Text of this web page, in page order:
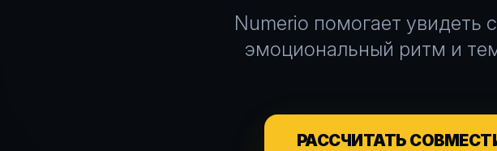
Numerio помогает увидеть
эмоциональный ритм и
РАССЧИТАТЬ